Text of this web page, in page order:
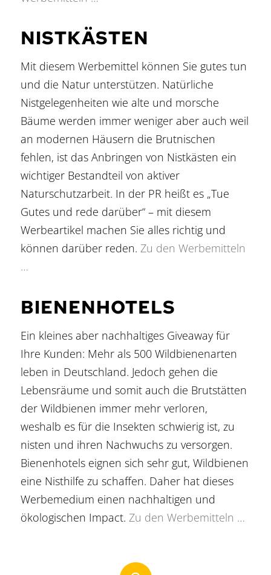
NISTKÄSTEN
Mit diesem Werbemittel können Sie gutes tun
und die Natur unterstützen. Natürliche
Nistgelegenheiten wie alte und morsche
Bäume werden immer weniger aber auch weil
an modernen Häusern die Brutnischen
fehlen, ist das Anbringen von Nistkästen ein
wichtiger Bestandteil von aktiver
Naturschutzarbeit. In der PR heißt es „Tue
Gutes und rede darüber“ – mit diesem
Werbeartikel machen Sie alles richtig und
können darüber reden. Zu den Werbemitteln
…
BIENENHOTELS
Ein kleines aber nachhaltiges Giveaway für
Ihre Kunden: Mehr als 500 Wildbienenarten
leben in Deutschland. Jedoch gehen die
Lebensräume und somit auch die Brutstätten
der Wildbienen immer mehr verloren,
weshalb es für die Insekten schwierig ist, zu
nisten und ihren Nachwuchs zu versorgen.
Bienenhotels eignen sich sehr gut, Wildbienen
eine Nisthilfe zu schaffen. Daher hat dieses
Werbemedium einen nachhaltigen und
ökologischen Impact. Zu den Werbemitteln …